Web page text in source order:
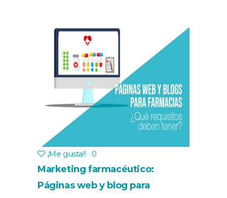
¡Me gusta!! 0
Marketing farmacéutico:
Páginas web y blog para